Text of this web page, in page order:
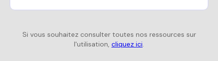
Si vous souhaitez consulter toutes nos ressources sur
l'utilisation, cliquez ici.